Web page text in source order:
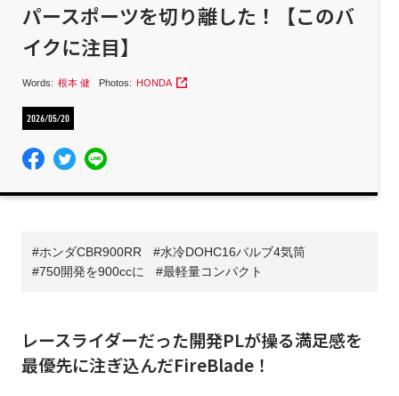
パースポーツを切り離した！【このバ
イクに注目】
Words: 根本 健 Photos: HONDA
2026/05/20
ホンダCBR900RR
水冷DOHC16バルブ4気筒
750開発を900ccに
最軽量コンパクト
レースライダーだった開発PLが操る満足感を
最優先に注ぎ込んだFireBlade！